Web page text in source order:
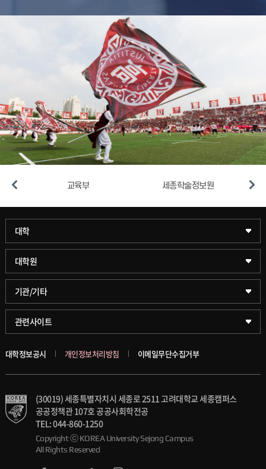
2026학년도 제2학기 재입학전형 합격자 안내
2026-07-22 10:43:02
교육부 세종학술정보원
대학
과학기술대학
약학대학
글로벌비즈니스대학
스마트도시학부
대학원
일반대학원
문화스포츠대학원
창업경영대학원
융합과학대학원
가속기과학과(일반대학원)
기관/기타
학술정보원(도서관)
학술정보팀
국제교류교육원
대학일자리플러스센터
세종학생상담센터
관련사이트
KUPID
블랙보드
의료원
발전기금
인재양성통합관리시스템(KUSEUM)
대학정보공시 개인정보처리방침 이메일무단수집거부
(30019) 세종특별자치시 세종로 2511 고려대학교 세종캠퍼스
공공정책관 107호 공공사회학전공
TEL: 044-860-1250
Copyright ⓒ KOREA University Sejong Campus
All Rights Reserved